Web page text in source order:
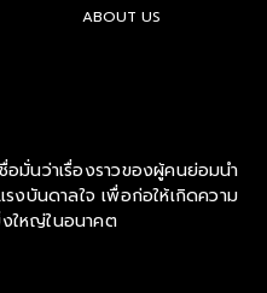
ABOUT US
อมั่นว่าเรื่องราวของผู้คนย่อมนำ
งบันดาลใจ เพื่อก่อให้เกิดความ
ใหญ่ในอนาคต